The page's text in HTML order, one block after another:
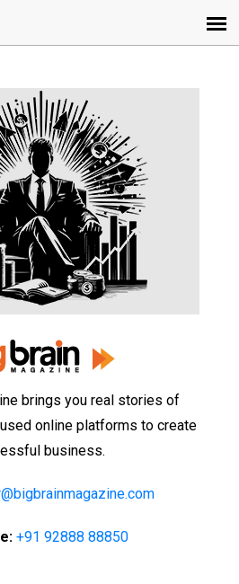
brings you real stories of
online platforms to create
business.
+91 92888 88850